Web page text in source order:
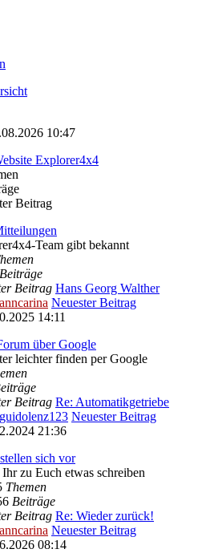
10:47
Explorer4x4
Beitrag
Team gibt bekannt
Beiträge
Beitrag Hans Georg Walther
anncarina Neuester Beitrag
14:11
über Google
leichter finden per Google
Beitrag Re: Automatikgetriebe
guidolenz123 Neuester Beitrag
21:36
sich vor
zu Euch etwas schreiben
Themen
Beiträge
Beitrag Re: Wieder zurück!
anncarina Neuester Beitrag
08:14